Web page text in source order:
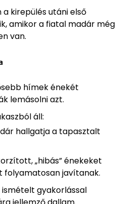
a kirepülés utáni első
amikor a fiatal madár még
van.
hímek énekét
lemásolni azt.
áll:
hallgatja a tapasztalt
„hibás” énekeket
folyamatosan javítanak.
ismételt gyakorlással